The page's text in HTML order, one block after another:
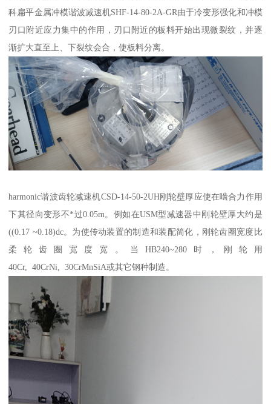
科扁平金属冲模谐波减速机SHF-14-80-2A-GR由于冷变形强化和冲模
刃口附近应力集中的作用，刃口附近的板料开始出现微裂纹，并逐
渐扩大直至上、下裂纹会合，使板料分离。
harmonic谐波齿轮减速机CSD-14-50-2UH刚轮壁厚应使在啮合力作用
下其径向变形不*过0.05m。例如在USM型减速器中刚轮壁厚大约是
((0.17 ~0.18)dc。为使传动装置的制造和装配简化，刚轮齿圈宽度比
柔轮齿圈宽度宽。当HB240~280时，刚轮用
40Cr, 40CrNi, 30CrMnSiA或其它钢种制造。